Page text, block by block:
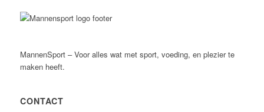
MannenSport – Voor alles wat met sport, voeding, en plezier te
maken heeft.
CONTACT